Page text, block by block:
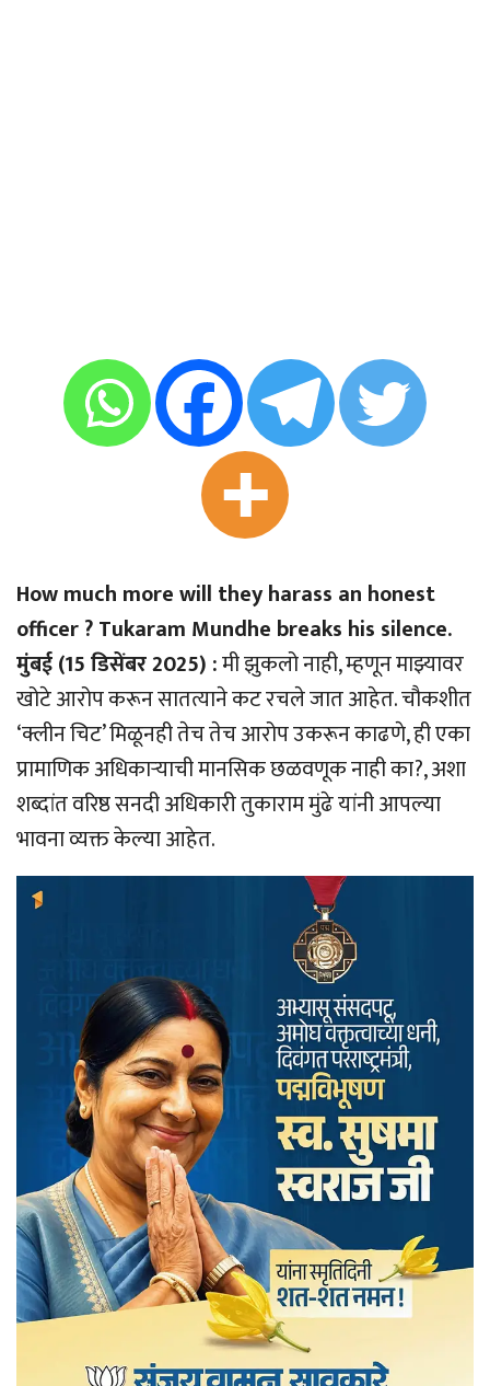
How much more will they harass an honest
officer ? Tukaram Mundhe breaks his silence.
मुंबई (15 डिसेंबर 2025) :मी झुकलो नाही, म्हणून माझ्यावर
खोटे आरोप करून सातत्याने कट रचले जात आहेत. चौकशीत
‘क्लीन चिट’ मिळूनही तेच तेच आरोप उकरून काढणे, ही एका
प्रामाणिक अधिकार्‍याची मानसिक छळवणूक नाही का?, अशा
शब्दांत वरिष्ठ सनदी अधिकारी तुकाराम मुंढे यांनी आपल्या
भावना व्यक्त केल्या आहेत.